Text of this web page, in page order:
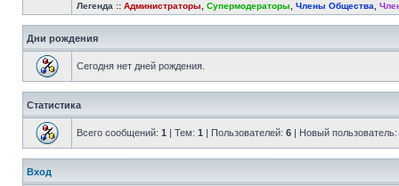
Легенда :: Администраторы Супермодераторы Члены Общества
Дни рождения
Сегодня нет дней рождения.
Статистика
Всего сообщений: 1 | Тем: 1 | Пользователей: 6 | Новый пользователь:
Вход